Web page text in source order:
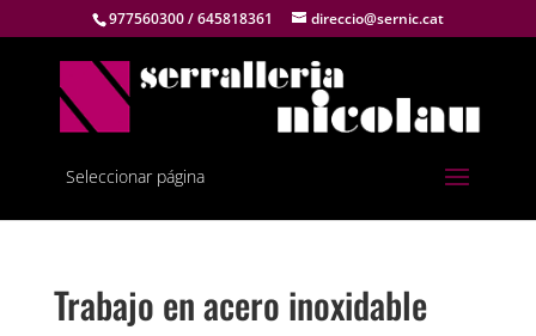
977560300 / 645818361 direccio@sernic.cat
Seleccionar página
Trabajo en acero inoxidable